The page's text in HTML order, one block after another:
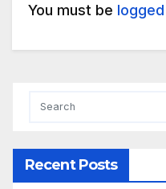
You must be logged
Recent Posts